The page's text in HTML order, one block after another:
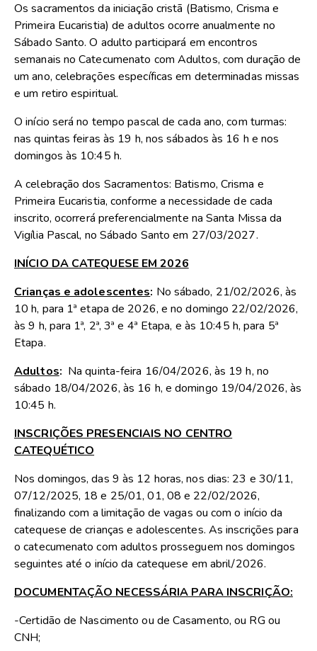
Os sacramentos da iniciação cristã (Batismo, Crisma e
Primeira Eucaristia) de adultos ocorre anualmente no
Sábado Santo. O adulto participará em encontros
semanais no Catecumenato com Adultos, com duração de
um ano, celebrações específicas em determinadas missas
e um retiro espiritual.
O início será no tempo pascal de cada ano, com turmas:
nas quintas feiras às 19 h, nos sábados às 16 h e nos
domingos às 10:45 h.
A celebração dos Sacramentos: Batismo, Crisma e
Primeira Eucaristia, conforme a necessidade de cada
inscrito, ocorrerá preferencialmente na Santa Missa da
Vigília Pascal, no Sábado Santo em 27/03/2027.
INÍCIO DA CATEQUESE EM 2026
Crianças e adolescentes: No sábado, 21/02/2026, às
10 h, para 1ª etapa de 2026, e no domingo 22/02/2026,
às 9 h, para 1ª, 2ª, 3ª e 4ª Etapa, e às 10:45 h, para 5ª
Etapa.
Adultos: Na quinta-feira 16/04/2026, às 19 h, no
sábado 18/04/2026, às 16 h, e domingo 19/04/2026, às
10:45 h.
INSCRIÇÕES PRESENCIAIS NO CENTRO
CATEQUÉTICO
Nos domingos, das 9 às 12 horas, nos dias: 23 e 30/11,
07/12/2025, 18 e 25/01, 01, 08 e 22/02/2026,
finalizando com a limitação de vagas ou com o início da
catequese de crianças e adolescentes. As inscrições para
o catecumenato com adultos prosseguem nos domingos
seguintes até o início da catequese em abril/2026.
DOCUMENTAÇÃO NECESSÁRIA PARA INSCRIÇÃO:
-Certidão de Nascimento ou de Casamento, ou RG ou
CNH;